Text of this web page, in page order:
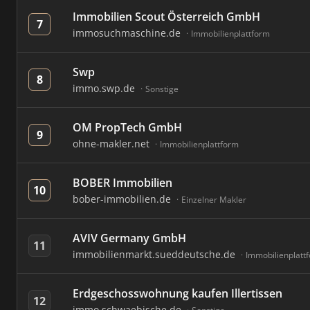
7 Immobilien Scout Österreich GmbH
immosuchmaschine.de Immobilienplattform
8 Swp
immo.swp.de Sonstige
9 OM PropTech GmbH
ohne-makler.net Immobilienplattform
10 BOBER Immobilien
bober-immobilien.de Einzelner Makler
11 AVIV Germany GmbH
immobilienmarkt.sueddeutsche.de
12 Erdgeschosswohnung kaufen Illertissen